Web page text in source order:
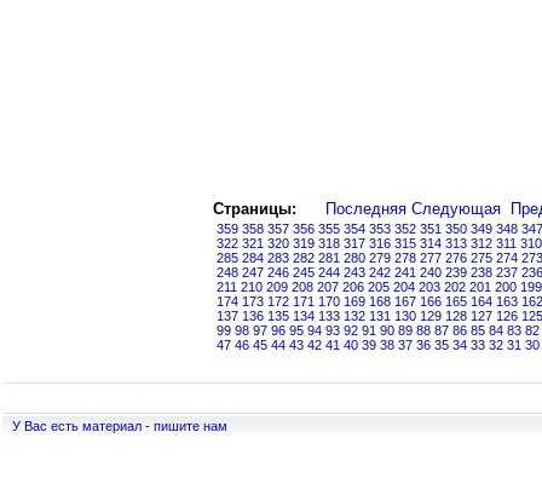
Страницы: Последняя Следующая
359 358 357 356 355 354 353 352 351 350 349 348 347
322 321 320 319 318 317 316 315 314 313 312 311 310
285 284 283 282 281 280 279 278 277 276 275 274 273
248 247 246 245 244 243 242 241 240 239 238 237 236
211 210 209 208 207 206 205 204 203 202 201 200 199
174 173 172 171 170 169 168 167 166 165 164 163 162
137 136 135 134 133 132 131 130 129 128 127 126 125
99 98 97 96 95 94 93 92 91 90 89 88 87 86 85 84 83 82
47 46 45 44 43 42 41 40 39 38 37 36 35 34 33 32 31 30
У Вас есть материал - пишите нам